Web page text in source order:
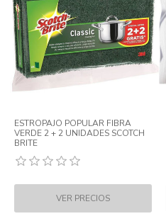
ESTROPAJO POPULAR FIBRA
VERDE 2 + 2 UNIDADES SCOTCH
BRITE